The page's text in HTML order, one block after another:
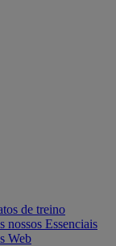
de treino
nossos Essenciais
Web